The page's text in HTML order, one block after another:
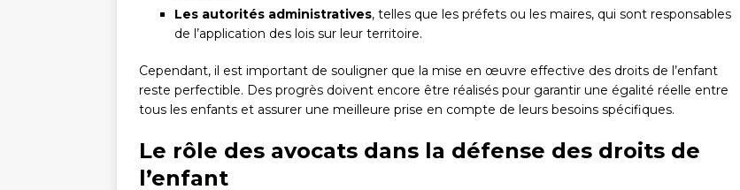
Les autorités administratives, telles que les préfets ou les maires, qui sont responsables
de l’application des lois sur leur territoire.
Cependant, il est important de souligner que la mise en œuvre effective des droits de l’enfant
reste perfectible. Des progrès doivent encore être réalisés pour garantir une égalité réelle entre
tous les enfants et assurer une meilleure prise en compte de leurs besoins spécifiques.
Le rôle des avocats dans la défense des droits de
l’enfant